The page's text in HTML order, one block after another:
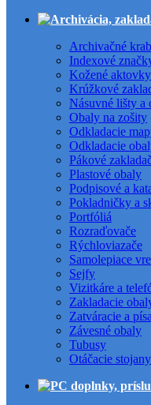
Archivačné
Indexové
Kožené
Krúžkové
Násuvné lišty a
Obaly na zošity
Odkladacie
Odkladacie
Pákové
Plastové obaly
Podpisové a
Pokladničky a
Portfóliá
Rozraďovače
Rýchloviazače
Samolepiace
Sejfy
Vizitkáre a
Zakladacie
Zatváracie a
Závesné obaly
Tubusy
Otáčacie